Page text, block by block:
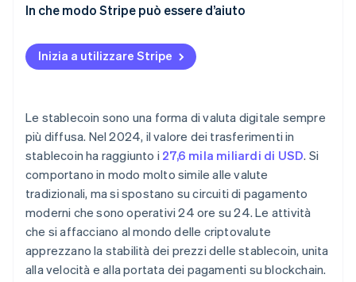
Rischio legato alle riserve e alla società emittente
Instabilità dell’ancoraggio
Incertezza delle normative
Requisiti di conformità
In che modo Stripe può essere d’aiuto
Inizia a utilizzare Stripe
Le stablecoin sono una forma di valuta digitale sempre
più diffusa. Nel 2024, il valore dei trasferimenti in
stablecoin ha raggiunto i 27,6 mila miliardi di USD. Si
comportano in modo molto simile alle valute
tradizionali, ma si spostano su circuiti di pagamento
moderni che sono operativi 24 ore su 24. Le attività
che si affacciano al mondo delle criptovalute
apprezzano la stabilità dei prezzi delle stablecoin, unita
alla velocità e alla portata dei pagamenti su blockchain.